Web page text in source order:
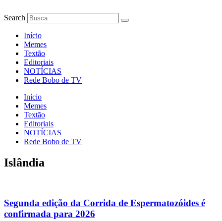
para
conteúdo
Search
Início
Memes
Textão
Editoriais
NOTÍCIAS
Rede Bobo de TV
Início
Memes
Textão
Editoriais
NOTÍCIAS
Rede Bobo de TV
Islândia
Segunda edição da Corrida de Espermatozóides é
confirmada para 2026